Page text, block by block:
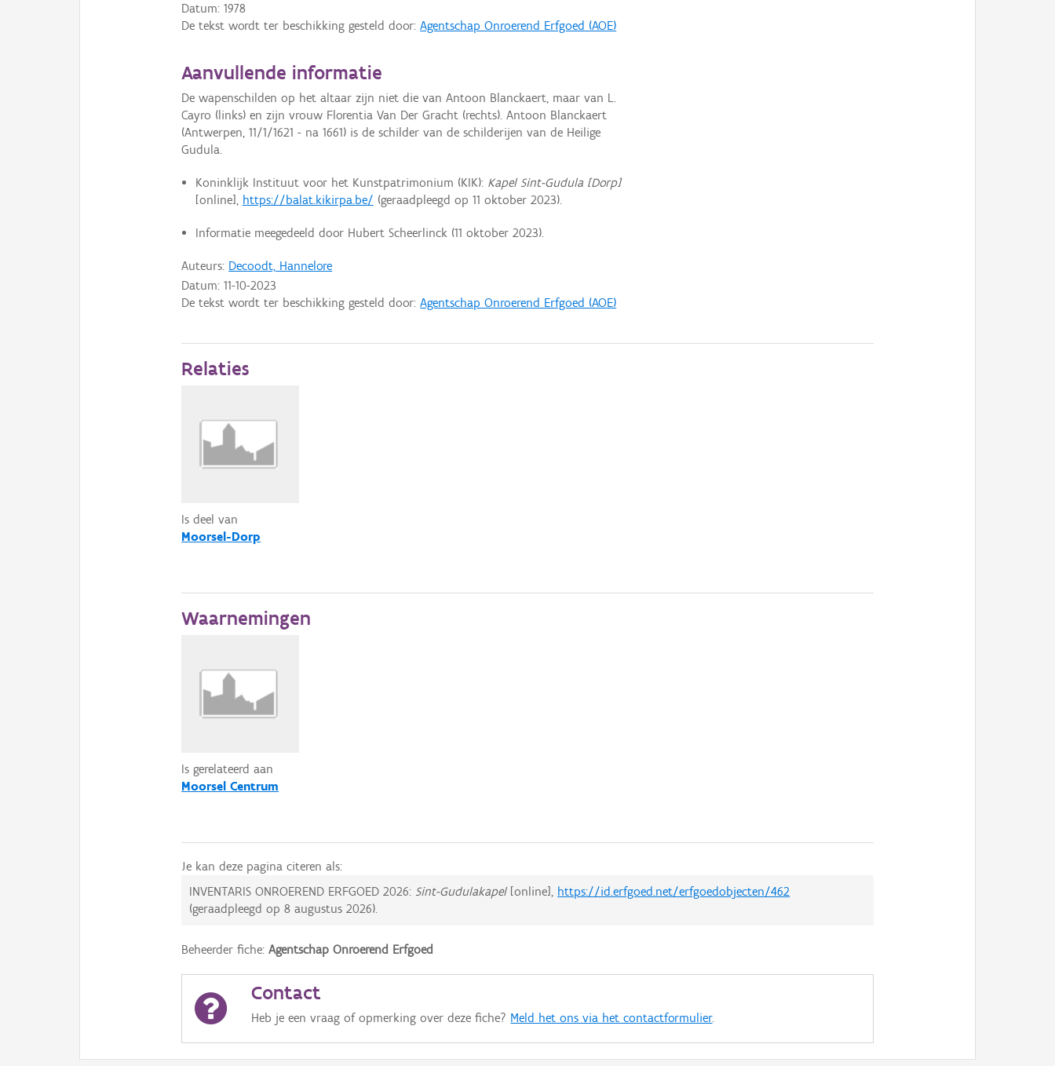
Datum:1978
De tekst wordt ter beschikking gesteld door:Agentschap Onroerend Erfgoed (AOE)
Aanvullende informatie
De wapenschilden op het altaar zijn niet die van Antoon Blanckaert, maar van L.
Cayro (links) en zijn vrouw Florentia Van Der Gracht (rechts). Antoon Blanckaert
(Antwerpen, 11/1/1621 - na 1661) is de schilder van de schilderijen van de Heilige
Gudula.
Koninklijk Instituut voor het Kunstpatrimonium (KIK): Kapel Sint-Gudula [Dorp]
[online], https://balat.kikirpa.be/ (geraadpleegd op 11 oktober 2023).
Informatie meegedeeld door Hubert Scheerlinck (11 oktober 2023).
Auteurs: Decoodt, Hannelore
Datum:11-10-2023
De tekst wordt ter beschikking gesteld door:Agentschap Onroerend Erfgoed (AOE)
Relaties
Is deel van
Moorsel-Dorp
Waarnemingen
Is gerelateerd aan
Moorsel Centrum
Je kan deze pagina citeren als:
INVENTARIS ONROEREND ERFGOED 2026: Sint-Gudulakapel[online], https://id.erfgoed.net/erfgoedobjecten/462
(geraadpleegd op8 augustus 2026).
Beheerder fiche:Agentschap Onroerend Erfgoed
Contact
Heb je een vraag of opmerking over deze fiche? Meld het ons via het contactformulier.